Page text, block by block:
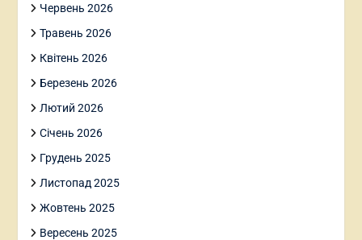
Червень 2026
Травень 2026
Квітень 2026
Березень 2026
Лютий 2026
Січень 2026
Грудень 2025
Листопад 2025
Жовтень 2025
Вересень 2025